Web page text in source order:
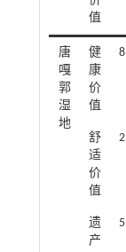
值
唐
嘎
郭
湿
地
健
康
价
值
8
舒
适
价
值
2
遗
产
5